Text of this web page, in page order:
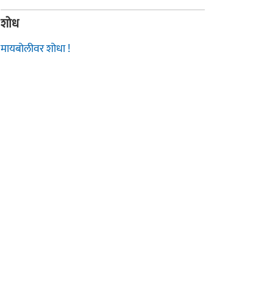
शोध
मायबोलीवर शोधा !